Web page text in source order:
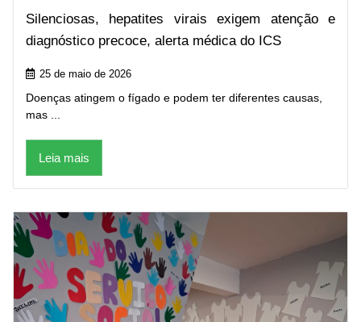
Silenciosas, hepatites virais exigem atenção e
diagnóstico precoce, alerta médica do ICS
25 de maio de 2026
Doenças atingem o fígado e podem ter diferentes causas,
mas ...
Leia mais